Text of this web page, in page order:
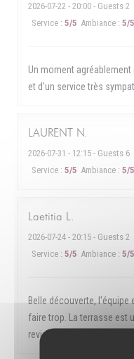
2026-07-22 - 20:00 - Guests 2
Service : 5/5 Ambiance : 5/5
Un moment
et d'un service très
LAURENT N
2026-07-31 - 12:15 - Guests 6
Service : 5/5 Ambiance : 5/5
Laetitia L
2026-07-24 - 20:15 - Guests 2
Service : 5/5 Ambiance : 5/5
Belle découverte,
faire trop. La terrasse est
reviendrons